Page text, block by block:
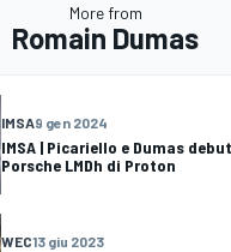
More from
Romain Dumas
IMSA9 gen 2024
IMSA | Picariello e Dumas
Porsche LMDh di Proton
WEC13 giu 2023